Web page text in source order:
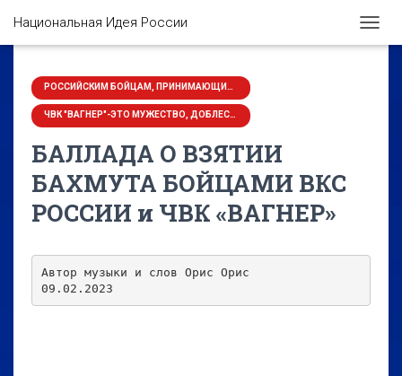
Национальная Идея России
В
А
БАЛЛАДА О ВЗЯТИИ
БАХМУТА БОЙЦАМИ ВКС
РОССИИ и ЧВК «ВАГНЕР»
Автор музыки и слов Орис Орис
09.02.2023
РОССИЙСКИМ БОЙЦАМ, ПРИНИМАЮЩИМ УЧАСТИЕ В СВО НА УКРАИНЕ ПОСВЯЩАЕТСЯ
ЧВК "ВАГНЕР"-ЭТО МУЖЕСТВО, ДОБЛЕСТЬ, ГЕРОЙСТВО И... ВЕЖЛИВОСТЬ